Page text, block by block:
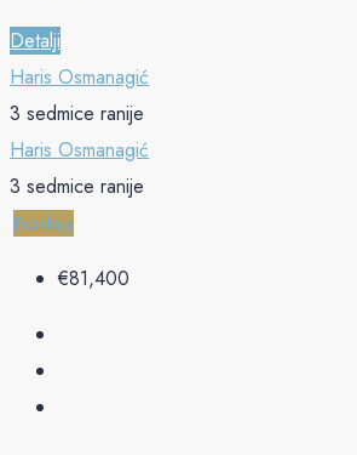
Detalji
Haris Osmanagić
3 sedmice ranije
Haris Osmanagić
3 sedmice ranije
Prodaja
€‎81,400